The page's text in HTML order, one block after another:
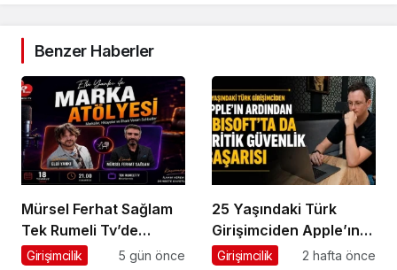
Benzer Haberler
Mürsel Ferhat Sağlam
Tek Rumeli Tv’de
Marka Atölyesi
Girişimcilik 5 gün önce
25 Yaşındaki Türk
Girişimciden Apple’ın
Ardından Ubisoft
Girişimcilik 2 hafta önce